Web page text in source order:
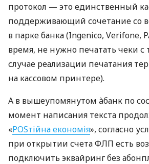
протокол — это единственный
поддерживающий сочетание со
в парке банка (Ingenico, Verifone,
время, не нужно печатать чеки с
случае реализации печатания
на кассовом принтере).
А в вышеупомянутом àбанк по
момент написания текста
«POSтійна економія», согласно
при открытии счета ФЛП есть
подключить эквайринг без